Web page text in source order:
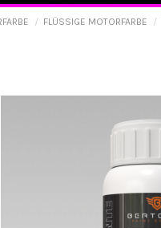
FLÜSSIGE MOTORFARBE